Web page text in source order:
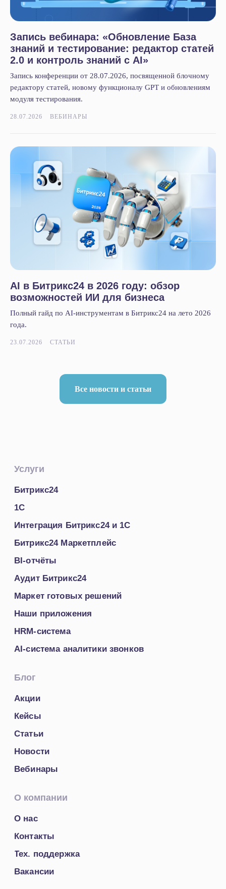
Запись вебинара: «Обновление База
знаний и тестирование: редактор статей
2.0 и контроль знаний с AI»
Запись конференции от 28.07.2026, посвященной блочному
редактору статей, новому функционалу GPT и обновлениям
модуля тестирования.
28.07.2026 ВЕБИНАРЫ
AI в Битрикс24 в 2026 году: обзор
возможностей ИИ для бизнеса
Полный гайд по AI-инструментам в Битрикс24 на лето 2026
года.
23.07.2026 СТАТЬИ
Все новости и статьи